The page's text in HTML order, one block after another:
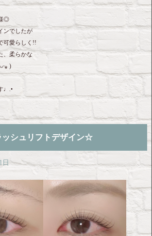
◎
ンでしたが
可愛らしく!!
、柔らかな
)
♩.•
ッシュリフトデザイン☆
日